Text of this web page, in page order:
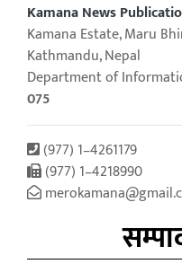
Kamana News
Kamana Estate, Maru
Kathmandu, Nepal
Department of
075
(977) 1–4261179
(977) 1–4218990